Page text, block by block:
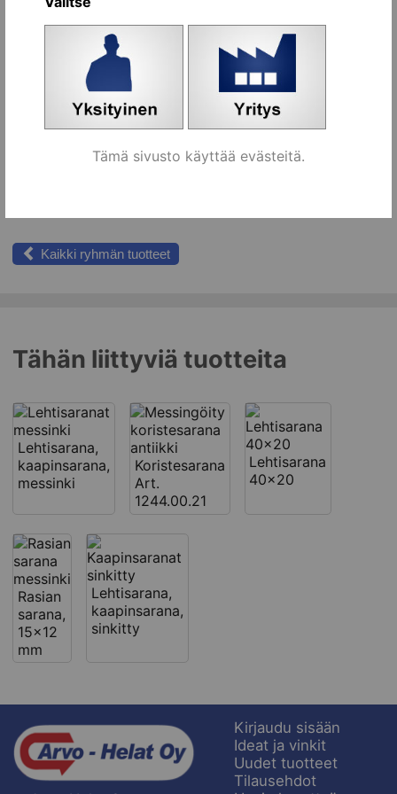
messingöity pianosarana, 3500 mm
ruuvi 3x12mm, sinkitty [493362]
Kaikki ryhmän tuotteet
Tähän liittyviä tuotteita
Lehtisarana,
kaapinsarana,
messinki
Koristesarana
Art.
1244.00.21
Lehtisarana
40x20
Rasian
sarana,
15x12
mm
Lehtisarana,
kaapinsarana,
sinkitty
Kirjaudu sisään
Ideat ja vinkit
Uudet tuotteet
Tilausehdot
Tämä sivusto käyttää evästeitä.